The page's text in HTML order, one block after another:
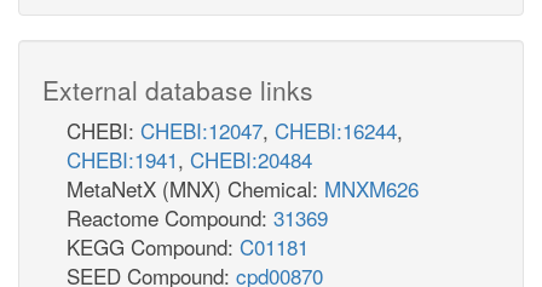
External database links
CHEBI: CHEBI:12047, CHEBI:16244,
CHEBI:1941, CHEBI:20484
MetaNetX (MNX) Chemical: MNXM626
Reactome Compound: 31369
KEGG Compound: C01181
SEED Compound: cpd00870